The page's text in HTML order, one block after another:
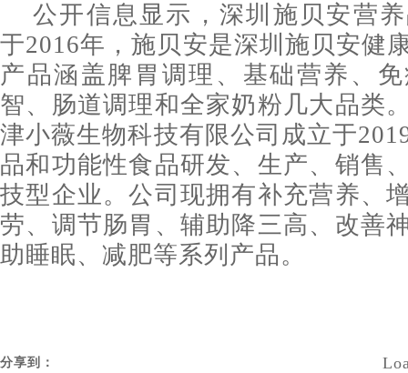
公开信息显示，深圳施贝安营
于2016年，施贝安是深圳施贝安健
产品涵盖脾胃调理、基础营养、
智、肠道调理和全家奶粉几大品类
津小薇生物科技有限公司成立于
品和功能性食品研发、生产、销售
技型企业。公司现拥有补充营养、
劳、调节肠胃、辅助降三高、改善
助睡眠、减肥等系列产品。
分享到：